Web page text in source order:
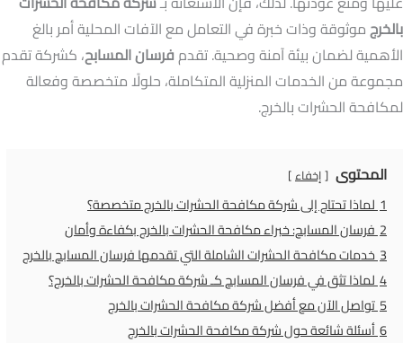
بالخرجموثوقة وذات خبرة في التعامل مع الآفات المحلية أمر بالغ
الأهمية لضمان بيئة آمنة وصحية. تقدمفرسان المسابح، كشركة تقدم
مجموعة من الخدمات المنزلية المتكاملة، حلولًا متخصصة وفعالة
لمكافحة الحشرات بالخرج.
المحتوى إخفاء
1لماذا تحتاج إلى شركة مكافحة الحشرات بالخرج متخصصة؟
2فرسان المسابح: خبراء مكافحة الحشرات بالخرج بكفاءة وأمان
3خدمات مكافحة الحشرات الشاملة التي تقدمها فرسان المسابح بالخرج
4لماذا تثق في فرسان المسابح كـ شركة مكافحة الحشرات بالخرج؟
5تواصل الآن مع أفضل شركة مكافحة الحشرات بالخرج
6أسئلة شائعة حول شركة مكافحة الحشرات بالخرج